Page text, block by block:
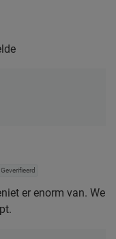
Geverifieerd
er enorm van. We